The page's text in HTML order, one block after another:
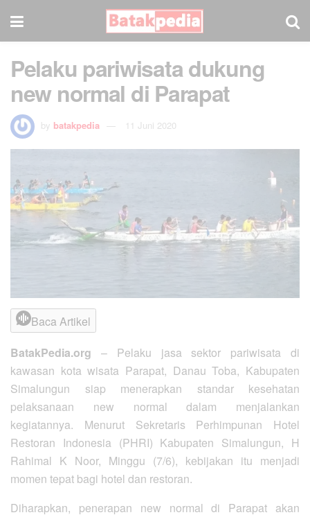
Pelaku pariwisata dukung
new normal di Parapat
by batakpedia 11 Juni 2020
Baca Artikel
BatakPedia.org – Pelaku jasa sektor pariwisata di
kawasan kota wisata Parapat, Danau Toba, Kabupaten
Simalungun siap menerapkan standar kesehatan
pelaksanaan new normal dalam menjalankan
kegiatannya. Menurut Sekretaris Perhimpunan Hotel
Restoran Indonesia (PHRI) Kabupaten Simalungun, H
Rahimal K Noor, Minggu (7/6), kebijakan itu menjadi
momen tepat bagi hotel dan restoran.
Diharapkan, penerapan new normal di Parapat akan